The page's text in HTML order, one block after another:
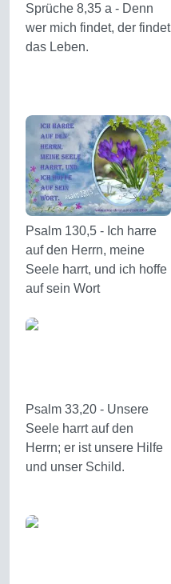
Sprüche 8,35 a - Denn
wer mich findet, der findet
das Leben.
Psalm 130,5 - Ich harre
auf den Herrn, meine
Seele harrt, und ich hoffe
auf sein Wort
Psalm 33,20 - Unsere
Seele harrt auf den
Herrn; er ist unsere Hilfe
und unser Schild.